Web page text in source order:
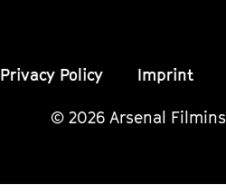
Privacy Policy Imprint
© 2026 Arsenal